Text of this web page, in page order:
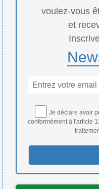
voulez-vous
et
Je déclare avoir
conformément à l'article